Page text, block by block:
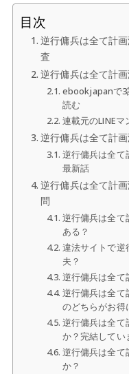
目次
逆行傭兵は全て計
査
逆行傭兵は全て計
ebookjapanで3
読む
連載元のLINE
逆行傭兵は全て計
逆行傭兵は全て
最新話
逆行傭兵は全て計
問
逆行傭兵は全て
ある？
違法サイトで逆
夫？
逆行傭兵は全て
逆行傭兵は全て
のどちらがお得
逆行傭兵は全て
か？完結してい
逆行傭兵は全て
か？